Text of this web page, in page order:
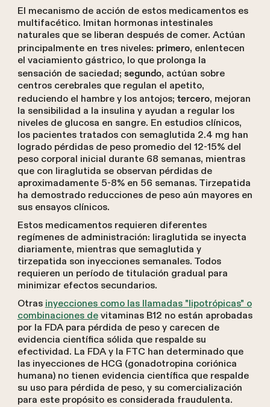
El mecanismo de acción de estos medicamentos es
multifacético. Imitan hormonas intestinales
naturales que se liberan después de comer. Actúan
principalmente en tres niveles: primero, enlentecen
el vaciamiento gástrico, lo que prolonga la
sensación de saciedad; segundo, actúan sobre
centros cerebrales que regulan el apetito,
reduciendo el hambre y los antojos; tercero, mejoran
la sensibilidad a la insulina y ayudan a regular los
niveles de glucosa en sangre. En estudios clínicos,
los pacientes tratados con semaglutida 2.4 mg han
logrado pérdidas de peso promedio del 12-15% del
peso corporal inicial durante 68 semanas, mientras
que con liraglutida se observan pérdidas de
aproximadamente 5-8% en 56 semanas. Tirzepatida
ha demostrado reducciones de peso aún mayores en
sus ensayos clínicos.
Estos medicamentos requieren diferentes
regímenes de administración: liraglutida se inyecta
diariamente, mientras que semaglutida y
tirzepatida son inyecciones semanales. Todos
requieren un período de titulación gradual para
minimizar efectos secundarios.
Otras inyecciones como las llamadas "lipotrópicas" o
combinaciones devitaminas B12 no están aprobadas
por la FDA para pérdida de peso y carecen de
evidencia científica sólida que respalde su
efectividad. La FDA y la FTC han determinado que
las inyecciones de HCG (gonadotropina coriónica
humana) no tienen evidencia científica que respalde
su uso para pérdida de peso, y su comercialización
para este propósito es considerada fraudulenta.